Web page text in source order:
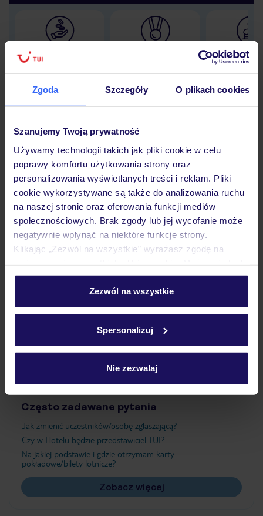
Zgoda Szczegóły O plikach cookies
Szanujemy Twoją prywatność
Używamy technologii takich jak pliki cookie w celu
poprawy komfortu użytkowania strony oraz
personalizowania wyświetlanych treści i reklam. Pliki
cookie wykorzystywane są także do analizowania ruchu
na naszej stronie oraz oferowania funkcji mediów
społecznościowych. Brak zgody lub jej wycofanie może
negatywnie wpłynąć na niektóre funkcje strony.
Klikając „Zezwól na wszystkie” wyrażasz zgodę na
personalizować swój wybór wchodząc w zakładkę
Szczegółowe informacje o plikach cookie znajdziesz
Zezwól na wszystkie
Spersonalizuj
Nie zezwalaj
Lider niskich cen 30 lat w
Hotel
Opinie
Pokoje
Atrakcje
Ważne informacje
Często zadawane pytania
Jak zmienić uczestników/osobę zgłaszającą?
Czy w Hotelu będzie przedstawiciel TUI?
Na jakiej podstawie i gdzie otrzymam karty
pokładowe/bilety lotnicze?
Zobacz więcej